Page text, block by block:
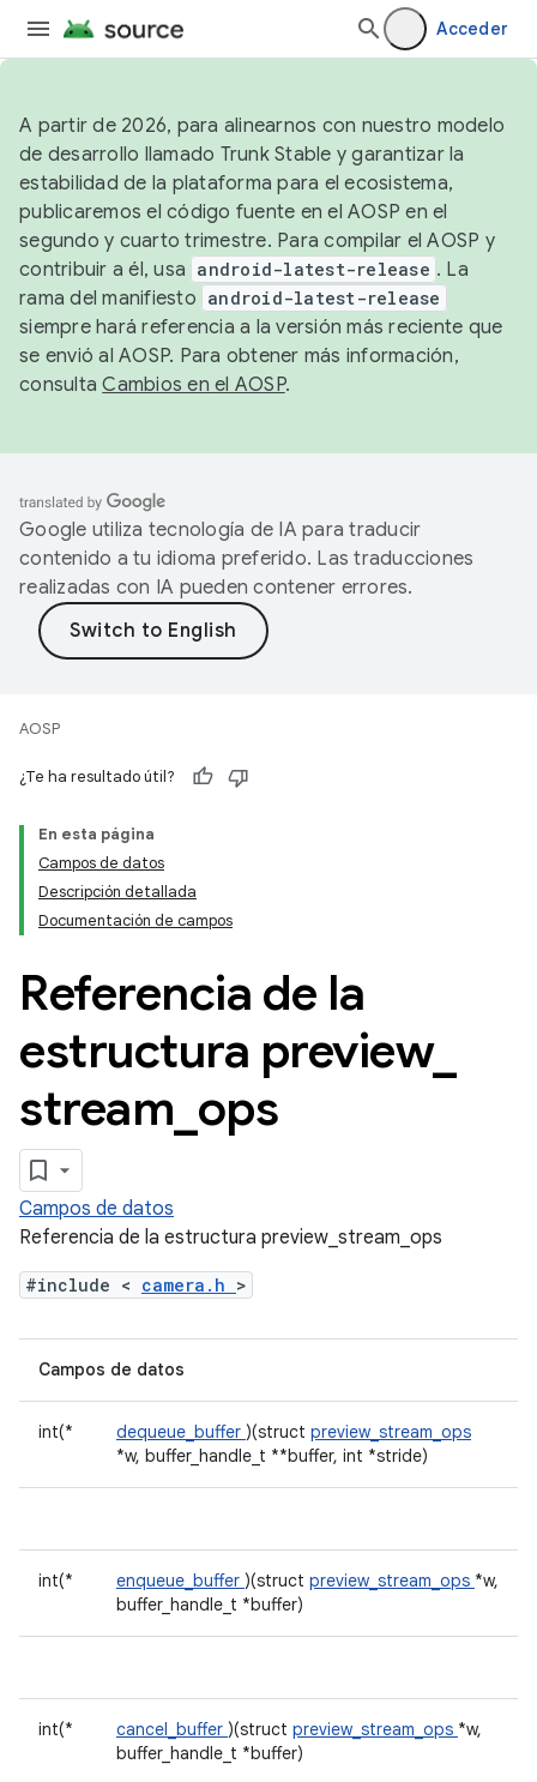
Acceder
A partir de 2026, para alinearnos con nuestro modelo
de desarrollo llamado Trunk Stable y garantizar la
estabilidad de la plataforma para el ecosistema,
publicaremos el código fuente en el AOSP en el
segundo y cuarto trimestre. Para compilar el AOSP y
contribuir a él, usa android-latest-release . La
rama del manifiesto android-latest-release
siempre hará referencia a la versión más reciente que
se envió al AOSP. Para obtener más información,
consultaCambios en el AOSP.
Google utiliza tecnología de IA para traducir
contenido a tu idioma preferido. Las traducciones
realizadas con IA pueden contener errores.
AOSP
¿Te ha resultado útil?
En esta página
Campos de datos
Descripción detallada
Documentación de campos
Referencia de la
estructura preview_
stream ops
Campos de datos
Referencia de la estructura preview_stream_ops
#include < camera.h >
Campos de datos
int(* dequeue_buffer )(struct preview_stream_ops
*w, buffer_handle_t **buffer, int *stride)
int(* enqueue_buffer )(struct preview_stream_ops *w,
buffer_handle_t *buffer)
int(* cancel_buffer )(struct preview_stream_ops *w,
buffer_handle_t *buffer)